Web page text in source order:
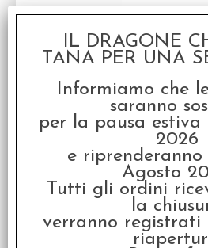
Organizer per Giochi da
Dashboard Pack
Organizer da tavolo compatibile
Wing (3 pezzi)
Disponibilità:
Prezzo:€ 44,50
IL DRAGONE
TANA PER UNA
Informiamo che
saranno
per la pausa
2026
e riprenderanno
Agosto
Tutti gli ordini
la
verranno registrati